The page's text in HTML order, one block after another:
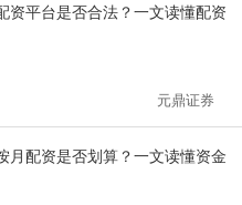
元鼎证券